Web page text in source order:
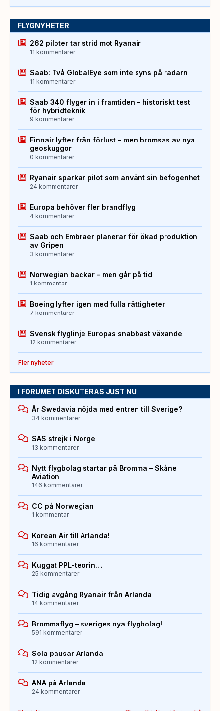
FLYGNYHETER
262 piloter tar strid mot Ryanair
11 kommentarer
Saab: Två GlobalEye som inte syns på radarn
11 kommentarer
Saab 340 flyger in i framtiden – historiskt test
för hybridteknik
9 kommentarer
Finnair lyfter från förlust – men bromsas av nya
geoskuggor
0 kommentarer
Ryanair sparkar pilot som använt sin befogenhet
24 kommentarer
Europa behöver fler brandflyg
4 kommentarer
Saab och Embraer planerar för ökad produktion
av Gripen
3 kommentarer
Norwegian backar – men går på tid
1 kommentar
Boeing lyfter igen med fulla rättigheter
7 kommentarer
Svensk flyglinje Europas snabbast växande
12 kommentarer
Fler nyheter
I FORUMET DISKUTERAS JUST NU
Är Swedavia nöjda med entren till Sverige?
34 kommentarer
SAS strejk i Norge
13 kommentarer
Nytt flygbolag startar på Bromma – Skåne
Aviation
146 kommentarer
CC på Norwegian
1 kommentar
Korean Air till Arlanda!
16 kommentarer
Kuggat PPL-teorin…
25 kommentarer
Tidig avgång Ryanair från Arlanda
14 kommentarer
Brommaflyg – sveriges nya flygbolag!
591 kommentarer
Sola pausar Arlanda
12 kommentarer
ANA på Arlanda
24 kommentarer